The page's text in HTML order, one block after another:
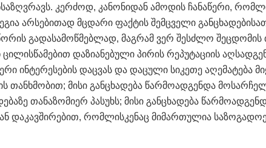
კერძოდ, კანონიდან ამოდის ჩანაწერი,
არსებითად მცდარი ფაქტის შემცველი
გადასამოწმებლად, მაგრამ ვერ შესძლო შეცდომის
დაზიანებული პირის რეპუტაციის
ინტერესების დაცვას და დაცული სიკეთე აღემატება
თანხმობით; მისი განცხადება წარმოადგენდა
თანაზომიერ პასუხს; მისი განცხადება
დაკავშირებით, რომლისკენაც მიმართულია